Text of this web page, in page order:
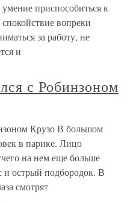
приспособиться к
спокойствие вопреки
за работу, не
и
с Робинзоном
Крузо В большом
в парике. Лицо
на нем еще больше
и острый подбородок. В
смотрят